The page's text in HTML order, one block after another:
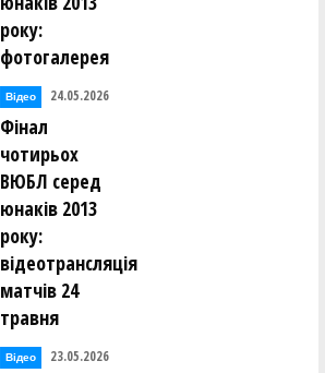
року:
фотогалерея
Відео 24.05.2026
Фінал
чотирьох
ВЮБЛ серед
юнаків 2013
року:
відеотрансляція
матчів 24
травня
Відео 23.05.2026